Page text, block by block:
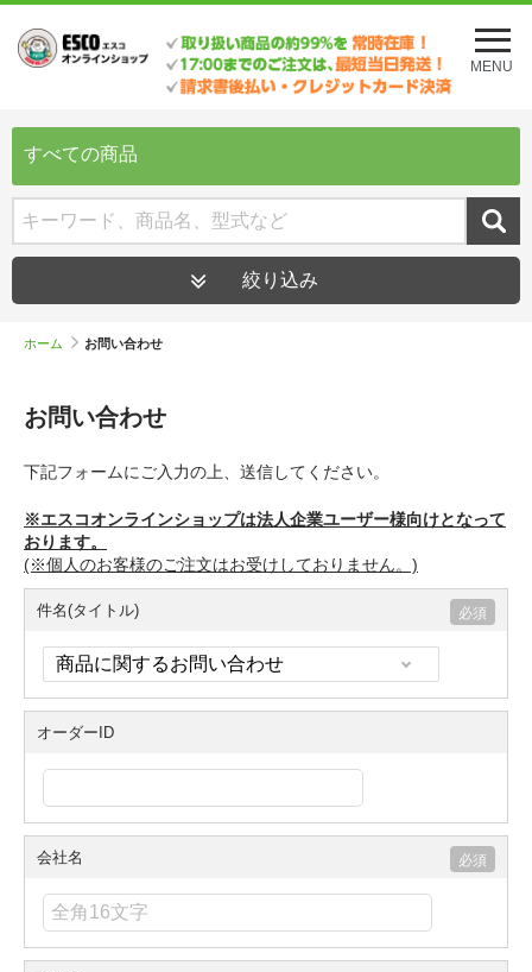
メ
ニ
ュ
を
MENU
すべての商品
絞り込み
ホーム お問い合わせ
お問い合わせ
下記フォームにご入力の上、送信してください。
※エスコオンラインショップは法人企業ユーザー様向けとなって
おります。
(※個人のお客様のご注文はお受けしておりません。)
件名(タイトル)
オーダーID
会社名